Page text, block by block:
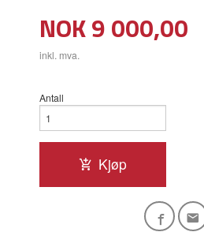
Pris
NOK9 000,00
inkl. mva.
Antall
Kjøp